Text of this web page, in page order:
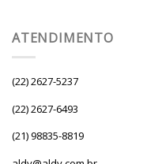
ATENDIMENTO
(22) 2627-5237
(22) 2627-6493
(21) 98835-8819